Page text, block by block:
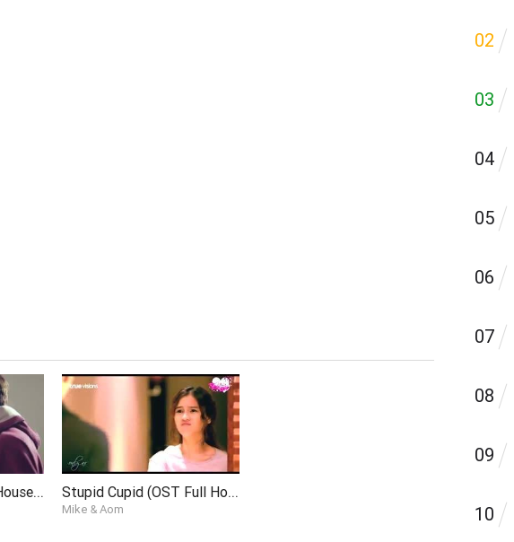
Oh Baby I (OST Full House Thailand Ver.) Stupid Cupid (OST Full House Thai Ver.)
Mike & Aom
02
03
04
05
06
07
08
09
10